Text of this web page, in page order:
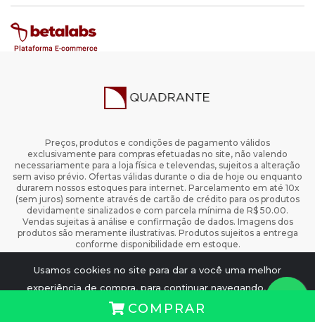
Usamos cookies no site para dar a você uma melhor
experiência de compra, para continuar navegando, é só
clicar no botão Aceito.Política de privacidade
COMPRAR
Preços, produtos e condições de pagamento válidos
exclusivamente para compras efetuadas no site, não valendo
necessariamente para a loja física e televendas, sujeitos a alteração
sem aviso prévio. Ofertas válidas durante o dia de hoje ou enquanto
durarem nossos estoques para internet. Parcelamento em até 10x
(sem juros) somente através de cartão de crédito para os produtos
devidamente sinalizados e com parcela mínima de R$ 50.00.
Vendas sujeitas à análise e confirmação de dados. Imagens dos
produtos são meramente ilustrativas. Produtos sujeitos a entrega
conforme disponibilidade em estoque.
www.quadrante.com.br - Quadrante Editora CNPJ: 28.806.912/0001-
74